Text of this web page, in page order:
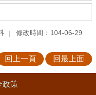
修改時間：104-06-29
回上一頁 回最上面
政策